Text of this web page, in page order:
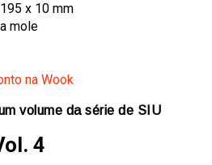
x 10 mm
mole
na Wook
volume da série de SIU
4